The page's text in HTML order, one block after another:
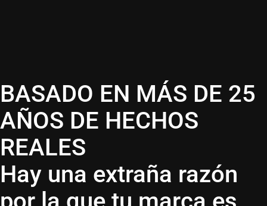
BASADO EN MÁS DE 25
AÑOS DE HECHOS
REALES
Hay una extraña razón